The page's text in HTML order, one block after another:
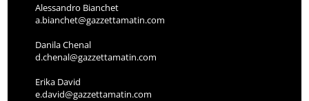
Alessandro Bianchet
a.bianchet@gazzettamatin.com
Danila Chenal
d.chenal@gazzettamatin.com
Erika David
e.david@gazzettamatin.com